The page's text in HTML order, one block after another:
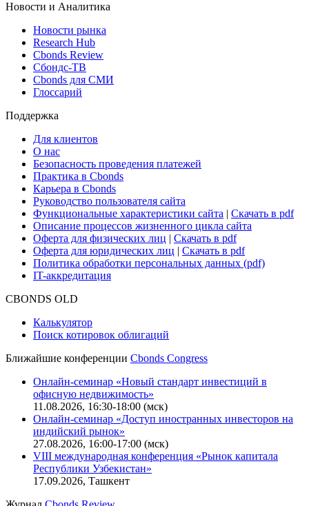
Новости и Аналитика
Новости рынка
Research Hub
Cbonds Review
Сбондс-ТВ
Cbonds для СМИ
Глоссарий
Поддержка
Для клиентов
О нас
Безопасность проведения платежей
Практика в Cbonds
Карьера в Cbonds
Руководство пользователя сайта
Функциональные характеристики сайта | Скачать в pdf
Описание процессов жизненного цикла сайта
Оферта для физических лиц | Скачать в pdf
Оферта для юридических лиц | Скачать в pdf
Политика обработки персональных данных (pdf)
IT-аккредитация
CBONDS OLD
Калькулятор
Поиск котировок облигаций
Ближайшие конференции Cbonds Congress
Онлайн-семинар «Новый стандарт инвестиций в
офисную недвижимость»
11.08.2026, 16:30-18:00 (мск)
Онлайн-семинар «Доступ иностранных инвесторов на
индийский рынок»
27.08.2026, 16:00-17:00 (мск)
VIII международная конференция «Рынок капитала
Республики Узбекистан»
17.09.2026, Ташкент